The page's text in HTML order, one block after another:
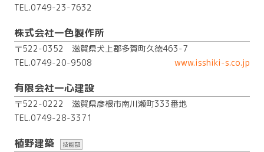
TEL.0749-23-7632
株式会社一色製作所
〒522-0352 滋賀県犬上郡多賀町久徳463-7
TEL.0749-20-9508
www.isshiki-s.co.jp
有限会社一心建設
〒522-0222 滋賀県彦根市南川瀬町333番地
TEL.0749-28-3371
植野建築 技能部